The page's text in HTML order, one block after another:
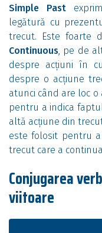
Simple Past
legătură cu
trecut. Este foarte
Continuous, pe de
despre acțiuni în
despre o acțiune
atunci când are loc o
pentru a indica
altă acțiune din
este folosit pentru
trecut care a
Conjugarea
viitoare